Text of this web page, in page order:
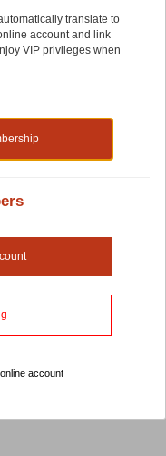
translate to
account and link
VIP privileges when
account